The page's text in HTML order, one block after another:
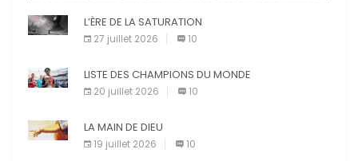
diverses (avertissement, […]
L’ÈRE DE LA SATURATION
27 juillet 2026 10
LISTE DES CHAMPIONS DU MONDE
20 juillet 2026 10
LA MAIN DE DIEU
19 juillet 2026 10